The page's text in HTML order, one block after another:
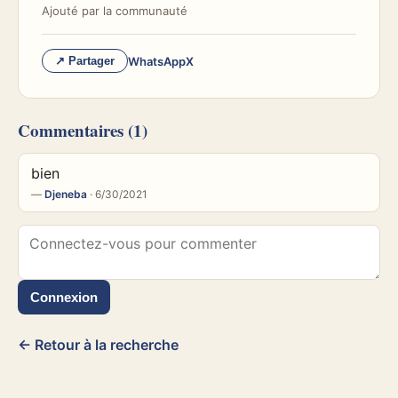
Ajouté par la communauté
↗ Partager WhatsAppX
Commentaires (1)
bien
— Djeneba · 6/30/2021
Connexion
← Retour à la recherche